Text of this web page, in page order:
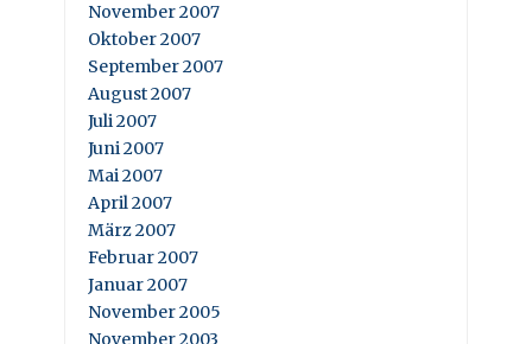
November 2007
Oktober 2007
September 2007
August 2007
Juli 2007
Juni 2007
Mai 2007
April 2007
März 2007
Februar 2007
Januar 2007
November 2005
November 2003